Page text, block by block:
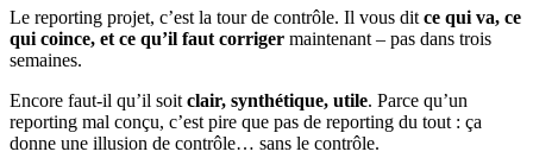
Le reporting projet, c’est la tour de contrôle. Il vous dit ce qui va, ce
qui coince, et ce qu’il faut corriger maintenant – pas dans trois
semaines.
Encore faut-il qu’il soit clair, synthétique, utile. Parce qu’un
reporting mal conçu, c’est pire que pas de reporting du tout : ça
donne une illusion de contrôle… sans le contrôle.